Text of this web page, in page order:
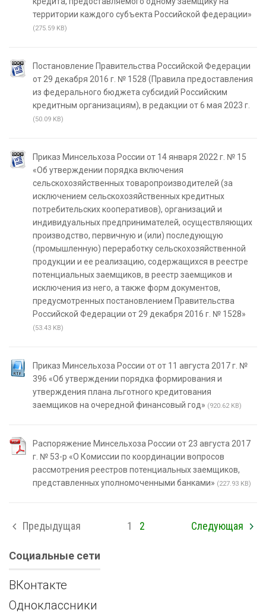
территории каждого субъекта Российской федерации»
(275.59 KB)
Постановление Правительства Российской Федерации
от 29 декабря 2016 г. № 1528 (Правила предоставления
из федерального бюджета субсидий Российским
кредитным организациям), в редакции от 6 мая 2023 г.
(50.09 KB)
Приказ Минсельхоза России от 14 января 2022 г. № 15
«Об утверждении порядка включения
сельскохозяйственных товаропроизводителей (за
исключением сельскохозяйственных кредитных
потребительских кооперативов), организаций и
индивидуальных предпринимателей, осуществляющих
производство, первичную и (или) последующую
(промышленную) переработку сельскохозяйственной
продукции и ее реализацию, содержащихся в реестре
потенциальных заемщиков, в реестр заемщиков и
исключения из него, а также форм документов,
предусмотренных постановлением Правительства
Российской Федерации от 29 декабря 2016 г. № 1528»
(53.43 KB)
Приказ Минсельхоза России от от 11 августа 2017 г. №
396 «Об утверждении порядка формирования и
утверждения плана льготного кредитования
заемщиков на очередной финансовый год» (920.62 KB)
Распоряжение Минсельхоза России от 23 августа 2017
г. № 53-р «О Комиссии по координации вопросов
рассмотрения реестров потенциальных заемщиков,
представленных уполномоченными банками» (227.93 KB)
Предыдущая Следующая
1 2
Социальные сети
ВКонтакте
Одноклассники